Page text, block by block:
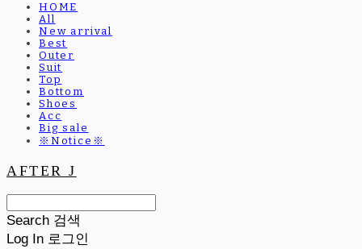
HOME
All
New arrival
Best
Outer
Suit
Top
Bottom
Shoes
Acc
Big sale
※Notice※
AFTER J
Search 검색
Log In 로그인